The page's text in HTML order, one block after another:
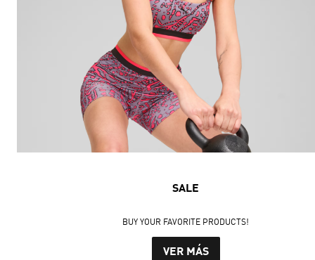
SALE
BUY YOUR FAVORITE PRODUCTS!
VER MÁS